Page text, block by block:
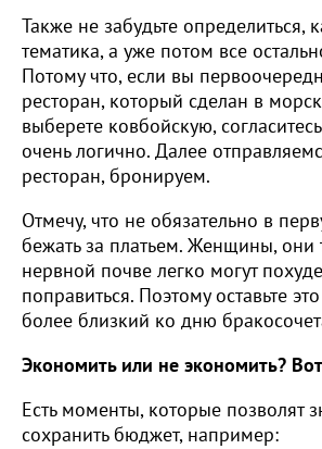
Также не забудьте определиться,
тематика, а уже потом все
Потому что, если вы
ресторан, который сделан в
выберете ковбойскую,
очень логично. Далее
ресторан, бронируем.
Отмечу, что не обязательно в
бежать за платьем. Женщины, они
нервной почве легко могут
поправиться. Поэтому оставьте
более близкий ко дню
Экономить или не экономить?
Есть моменты, которые позволят
сохранить бюджет, например: